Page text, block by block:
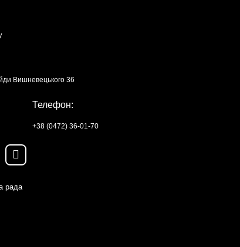
Вишневецького 36
Телефон:
+38 (0472) 36-01-70
рада